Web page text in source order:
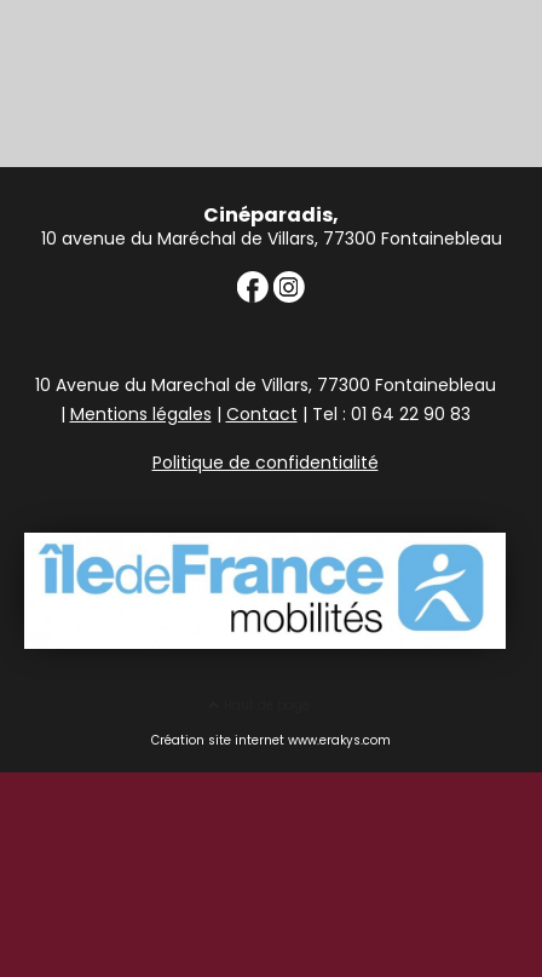
Cinéparadis,
10 avenue du Maréchal de Villars, 77300 Fontainebleau
10 Avenue du Marechal de Villars, 77300 Fontainebleau
| Mentions légales | Contact | Tel : 01 64 22 90 83
Politique de confidentialité
Création site internet www.erakys.com